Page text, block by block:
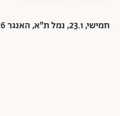
חמישי, 23.1, נמל ת"א, האנגר 26, 21:00-17:00